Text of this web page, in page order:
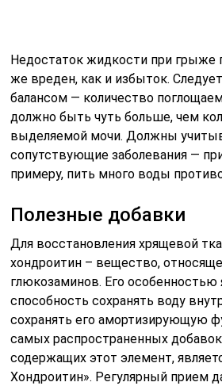
Продукты для
Особое внимание нужно уделить
не было однотипным, ведь диета
позвоночника длительная.
«восстановительным
ткани станет мясо, но не все
содержащиеся в нем,
полном объеме.
Поэтому, употребление в пищу
фруктов и овощей поможет
питательных веществ. Следующий
должен стать неотъемлемой
питания при грыже позвоночника:
мясные субпродукты –